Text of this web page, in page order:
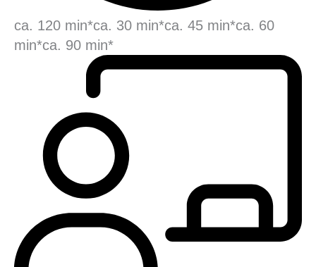
ca. 120 min*ca. 30 min*ca. 45 min*ca. 60
min*ca. 90 min*